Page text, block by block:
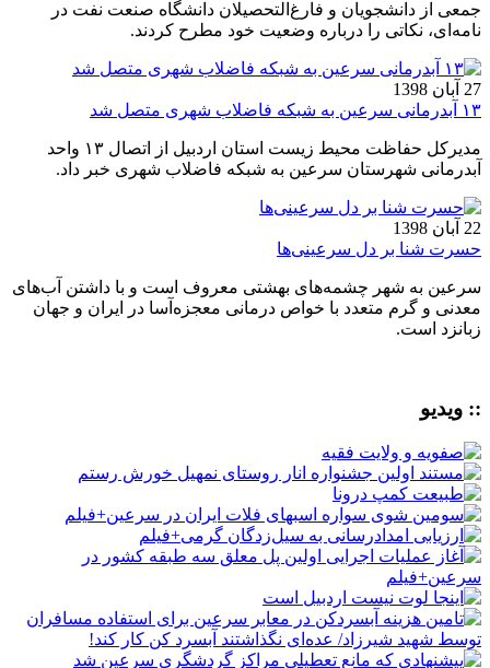
جمعی از دانشجویان و فارغ‌التحصیلان دانشگاه صنعت نفت در
نامه‌ای، نکاتی را درباره وضعیت خود مطرح کردند.
27 آبان 1398
۱۳ آبدرمانی‌ سرعین به شبکه فاضلاب شهری متصل شد
مدیرکل حفاظت محیط زیست استان اردبیل از اتصال ۱۳ واحد
آبدرمانی شهرستان سرعین به شبکه فاضلاب شهری خبر داد.
22 آبان 1398
حسرت شنا بر دل سرعینی‌ها
سرعین به شهر چشمه‌های بهشتی معروف است و با داشتن آب‌های
معدنی و گرم متعدد با خواص درمانی معجزه‌آسا در ایران و جهان
زبانزد است.
:: ویدیو